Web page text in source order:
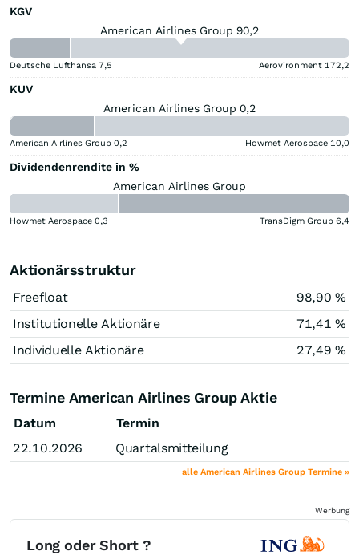
KGV
American Airlines Group 90,2
Deutsche Lufthansa 7,5 Aerovironment 172,2
KUV
American Airlines Group 0,2
American Airlines Group 0,2 Howmet Aerospace 10,0
Dividendenrendite in %
American Airlines Group
Howmet Aerospace 0,3 TransDigm Group 6,4
Aktionärsstruktur
Freefloat
98,90 %
Institutionelle Aktionäre
71,41 %
Individuelle Aktionäre
27,49 %
Termine American Airlines Group Aktie
Datum
Termin
22.10.2026
Quartalsmitteilung
alle American Airlines Group Termine »
Werbung
Long oder Short ?